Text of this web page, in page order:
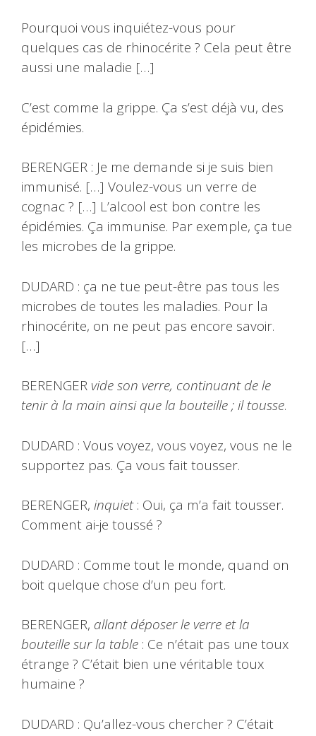
Pourquoi vous inquiétez-vous pour
quelques cas de rhinocérite ? Cela peut être
aussi une maladie […]
C’est comme la grippe. Ça s’est déjà vu, des
épidémies.
BERENGER : Je me demande si je suis bien
immunisé. […] Voulez-vous un verre de
cognac ? […] L’alcool est bon contre les
épidémies. Ça immunise. Par exemple, ça tue
les microbes de la grippe.
DUDARD : ça ne tue peut-être pas tous les
microbes de toutes les maladies. Pour la
rhinocérite, on ne peut pas encore savoir.
[…]
BERENGER vide son verre, continuant de le
tenir à la main ainsi que la bouteille ; il tousse.
DUDARD : Vous voyez, vous voyez, vous ne le
supportez pas. Ça vous fait tousser.
BERENGER, inquiet: Oui, ça m’a fait tousser.
Comment ai-je toussé ?
DUDARD : Comme tout le monde, quand on
boit quelque chose d’un peu fort.
BERENGER, allant déposer le verre et la
bouteille sur la table : Ce n’était pas une toux
étrange ? C’était bien une véritable toux
humaine ?
DUDARD : Qu’allez-vous chercher ? C’était